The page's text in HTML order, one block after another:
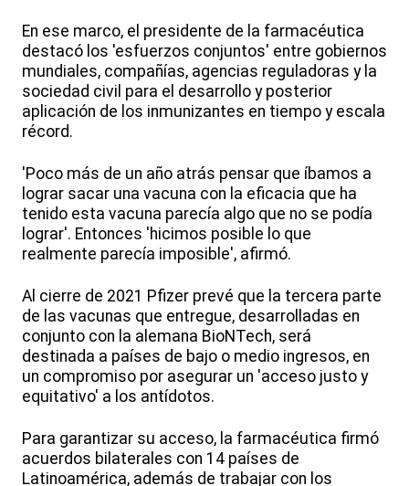
En ese marco, el presidente de la farmacéutica
destacó los 'esfuerzos conjuntos' entre gobiernos
mundiales, compañías, agencias reguladoras y la
sociedad civil para el desarrollo y posterior
aplicación de los inmunizantes en tiempo y escala
récord.
'Poco más de un año atrás pensar que íbamos a
lograr sacar una vacuna con la eficacia que ha
tenido esta vacuna parecía algo que no se podía
lograr'. Entonces 'hicimos posible lo que
realmente parecía imposible', afirmó.
Al cierre de 2021 Pfizer prevé que la tercera parte
de las vacunas que entregue, desarrolladas en
conjunto con la alemana BioNTech, será
destinada a países de bajo o medio ingresos, en
un compromiso por asegurar un 'acceso justo y
equitativo' a los antídotos.
Para garantizar su acceso, la farmacéutica firmó
acuerdos bilaterales con 14 países de
Latinoamérica, además de trabajar con los